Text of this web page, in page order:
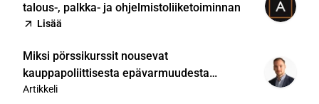
talous-, palkka- ja ohjelmistoliiketoiminnan
Lisää
Miksi pörssikurssit nousevat
kauppapoliittisesta epävarmuudesta
huolimatta?
Artikkeli